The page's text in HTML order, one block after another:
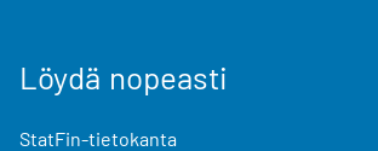
Löydä nopeasti
StatFin-tietokanta